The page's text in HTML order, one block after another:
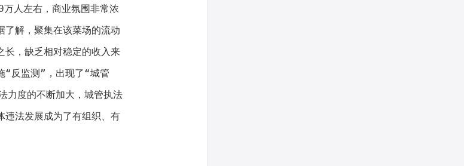
人左右，商业氛围非常浓
了解，聚集在该菜场的流动
长，缺乏相对稳定的收入来
“反监测”，出现了“城管
力度的不断加大，城管执法
违法发展成为了有组织、有